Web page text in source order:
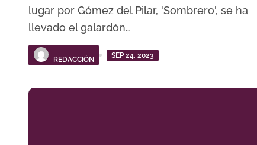
lugar por Gómez del Pilar, 'Sombrero', se ha
llevado el galardón…
REDACCIÓN
SEP 24, 2023